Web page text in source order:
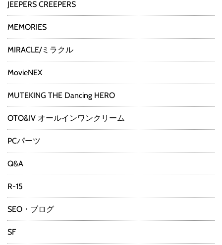
JEEPERS CREEPERS
MEMORIES
MIRACLE/ミラクル
MovieNEX
MUTEKING THE Dancing HERO
OTO&IV オールインワンクリーム
PCパーツ
Q&A
R-15
SEO・ブログ
SF